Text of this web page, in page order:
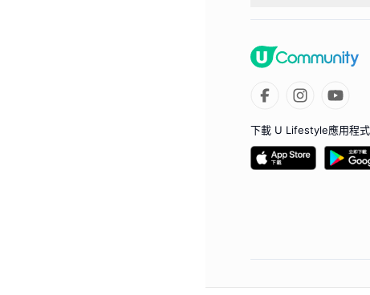
下載 U Lifestyle應用程式